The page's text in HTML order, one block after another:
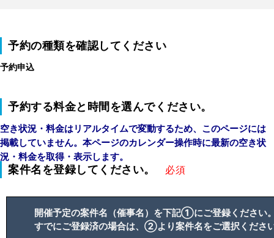
予約の種類を確認してください
予約申込
予約する料金と時間を選んでください。
空き状況・料金はリアルタイムで変動するため、このページには
掲載していません。本ページのカレンダー操作時に最新の空き状
況・料金を取得・表示します。
案件名を登録してください。 必須
開催予定の案件名（催事名）を下記①にご登録ください
すでにご登録済の場合は、②より案件名をご選択くださ